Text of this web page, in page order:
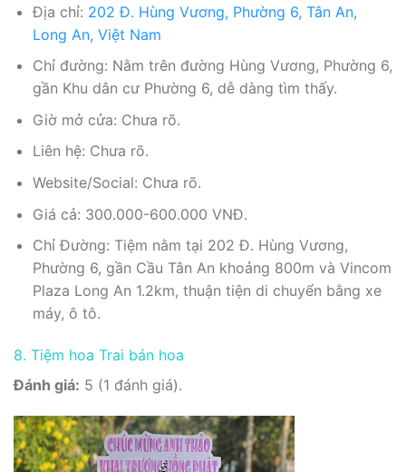
Địa chỉ: 202 Đ. Hùng Vương, Phường 6, Tân An,
Long An, Việt Nam
Chỉ đường: Nằm trên đường Hùng Vương, Phường 6,
gần Khu dân cư Phường 6, dễ dàng tìm thấy.
Giờ mở cửa: Chưa rõ.
Liên hệ: Chưa rõ.
Website/Social: Chưa rõ.
Giá cả: 300.000-600.000 VNĐ.
Chỉ Đường: Tiệm nằm tại 202 Đ. Hùng Vương,
Phường 6, gần Cầu Tân An khoảng 800m và Vincom
Plaza Long An 1.2km, thuận tiện di chuyển bằng xe
máy, ô tô.
8. Tiệm hoa Trai bán hoa
Đánh giá: 5 (1 đánh giá).